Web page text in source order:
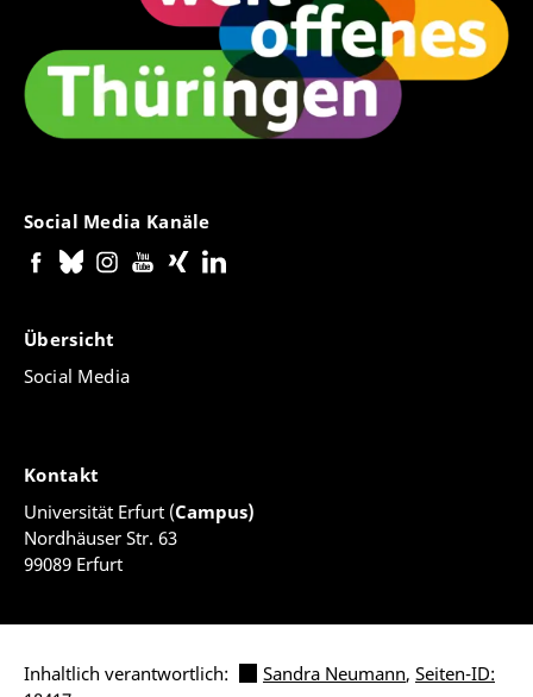
Social Media Kanäle
Übersicht
Social Media
Kontakt
Universität Erfurt (Campus)
Nordhäuser Str. 63
99089 Erfurt
Inhaltlich verantwortlich: Sandra Neumann, Seiten-ID: